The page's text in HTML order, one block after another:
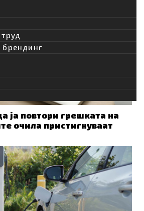
брендинг
ја повтори грешката на
очила пристигнуваат